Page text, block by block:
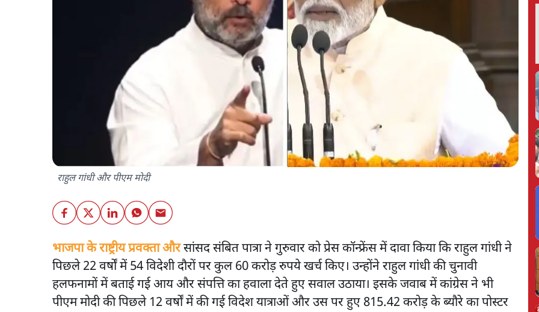
राहुल गांधी और पीएम मोदी
भाजपा के राष्ट्रीय प्रवक्ता औरसांसद संबित पात्रा ने गुरुवार को प्रेस कॉन्फ्रेंस में दावा किया कि राहुल गांधी ने
पिछले 22 वर्षों में 54 विदेशी दौरों पर कुल 60 करोड़ रुपये खर्च किए। उन्होंने राहुल गांधी की चुनावी
हलफनामों में बताई गई आय और संपत्ति का हवाला देते हुए सवाल उठाया। इसके जवाब में कांग्रेस ने भी
पीएम मोदी की पिछले 12 वर्षों में की गई विदेश यात्राओं और उस पर हुए 815.42 करोड़ के ब्यौरे का पोस्टर